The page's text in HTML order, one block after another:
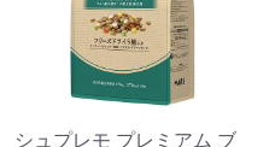
シュプレモ プレミアム ブ